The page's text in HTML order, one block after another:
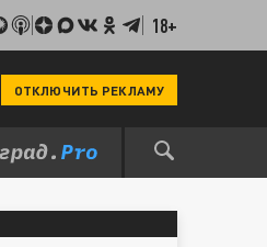
18+
ОТКЛЮЧИТЬ РЕКЛАМУ